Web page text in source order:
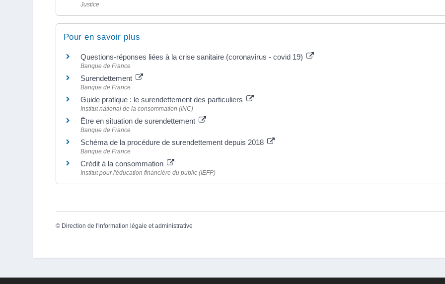
Justice
Pour en savoir plus
Questions-réponses liées à la crise sanitaire (coronavirus - covid 19)
Banque de France
Surendettement
Banque de France
Guide pratique : le surendettement des particuliers
Institut national de la consommation (INC)
Être en situation de surendettement
Banque de France
Schéma de la procédure de surendettement depuis 2018
Banque de France
Crédit à la consommation
Institut pour l'éducation financière du public (IEFP)
© Direction de l'information légale et administrative